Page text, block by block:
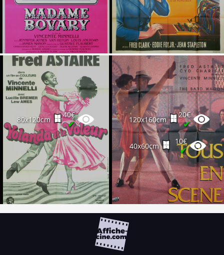
80x120cm
40€
✔ 120x160cm
20€
✔
40x60cm
10€
✔